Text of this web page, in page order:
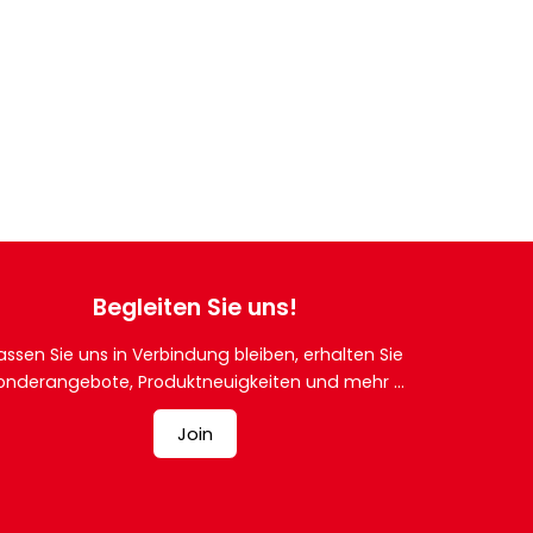
Begleiten Sie uns!
Sie uns in Verbindung bleiben, erhalten Sie
Produktneuigkeiten und mehr ...
Join